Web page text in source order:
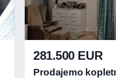
281.500 EUR
Prodajemo